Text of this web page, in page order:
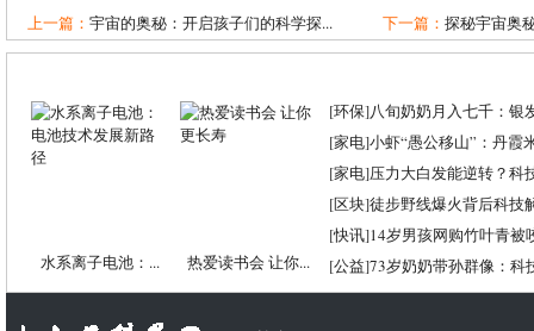
上一篇： 宇宙的奥秘：开启孩子们的科学探... 下一篇： 探秘宇宙奥
水系离子电池：... 热爱读书会 让你...
[环保]八旬奶奶月入七千：银
[家电]小虾“愚公移山”：丹霞
[家电]压力大白发能逆转？科
[区块]徒步野线爆火背后科技
[快讯]14岁男孩网购竹叶青被
[公益]73岁奶奶带孙群像：科